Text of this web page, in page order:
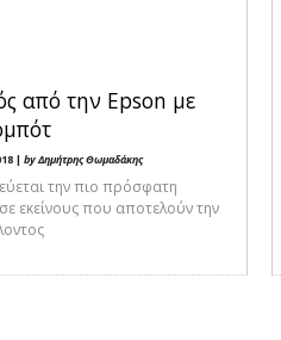
από την Epson με
| by Δημήτρης Θωμαδάκης
την πιο πρόσφατη
εκείνους που αποτελούν την